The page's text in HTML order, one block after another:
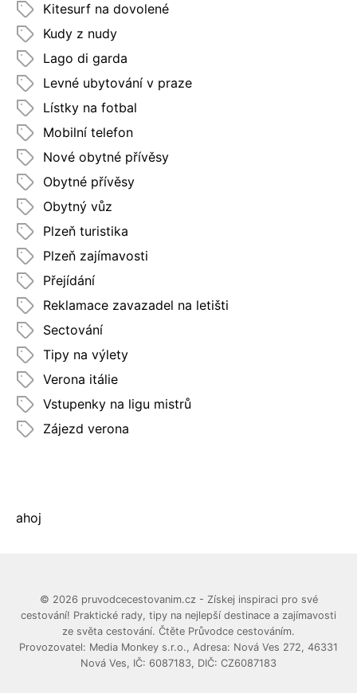
Kitesurf na dovolené
Kudy z nudy
Lago di garda
Levné ubytování v praze
Lístky na fotbal
Mobilní telefon
Nové obytné přívěsy
Obytné přívěsy
Obytný vůz
Plzeň turistika
Plzeň zajímavosti
Přejídání
Reklamace zavazadel na letišti
Sectování
Tipy na výlety
Verona itálie
Vstupenky na ligu mistrů
Zájezd verona
ahoj
© 2026 pruvodcecestovanim.cz - Získej inspiraci pro své
cestování! Praktické rady, tipy na nejlepší destinace a zajímavosti
ze světa cestování. Čtěte Průvodce cestováním.
Provozovatel: Media Monkey s.r.o., Adresa: Nová Ves 272, 46331
Nová Ves, IČ: 6087183, DIČ: CZ6087183